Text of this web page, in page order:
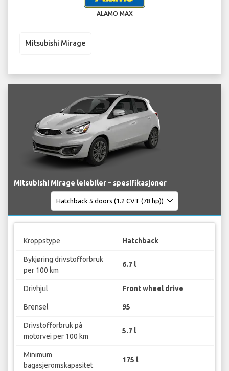
ALAMO MAX
Mitsubishi Mirage
Mitsubishi Mirage leiebiler – spesifikasjoner
Kroppstype Hatchback
Bykjøring drivstofforbruk
per 100 km
6.7 l
Drivhjul Front wheel drive
Brensel 95
Drivstofforbruk på
motorvei per 100 km
5.7 l
Minimum
bagasjeromskapasitet
175 l